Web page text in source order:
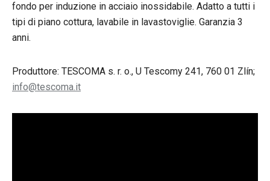
fondo per induzione in acciaio inossidabile. Adatto a tutti i
tipi di piano cottura, lavabile in lavastoviglie. Garanzia 3
anni.
Produttore: TESCOMA s. r. o., U Tescomy 241, 760 01 Zlín;
info@tescoma.it